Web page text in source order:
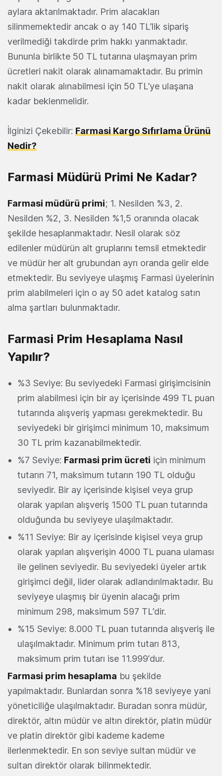
aylara aktarılmaktadır. Prim alacakları
silinmemektedir ancak o ay 140 TL’lik sipariş
verilmediği takdirde prim hakkı yanmaktadır.
Bununla birlikte 50 TL tutarına ulaşmayan prim
ücretleri nakit olarak alınamamaktadır. Bu primin
nakit olarak alınabilmesi için 50 TL’ye ulaşana
kadar beklenmelidir.
İlginizi Çekebilir: Farmasi Kargo Sıfırlama Ürünü
Nedir?
Farmasi Müdürü Primi Ne Kadar?
Farmasi müdürü primi; 1. Nesilden %3, 2.
Nesilden %2, 3. Nesilden %1,5 oranında olacak
şekilde hesaplanmaktadır. Nesil olarak söz
edilenler müdürün alt gruplarını temsil etmektedir
ve müdür her alt grubundan ayrı oranda gelir elde
etmektedir. Bu seviyeye ulaşmış Farmasi üyelerinin
prim alabilmeleri için o ay 50 adet katalog satın
alma şartları bulunmaktadır.
Farmasi Prim Hesaplama Nasıl
Yapılır?
%3 Seviye: Bu seviyedeki Farmasi girişimcisinin
prim alabilmesi için bir ay içerisinde 499 TL puan
tutarında alışveriş yapması gerekmektedir. Bu
seviyedeki bir girişimci minimum 10, maksimum
30 TL prim kazanabilmektedir.
%7 Seviye: Farmasi prim ücreti için minimum
tutarın 71, maksimum tutarın 190 TL olduğu
seviyedir. Bir ay içerisinde kişisel veya grup
olarak yapılan alışveriş 1500 TL puan tutarında
olduğunda bu seviyeye ulaşılmaktadır.
%11 Seviye: Bir ay içerisinde kişisel veya grup
olarak yapılan alışverişin 4000 TL puana ulaması
ile gelinen seviyedir. Bu seviyedeki üyeler artık
girişimci değil, lider olarak adlandırılmaktadır. Bu
seviyeye ulaşmış bir üyenin alacağı prim
minimum 298, maksimum 597 TL’dir.
%15 Seviye: 8.000 TL puan tutarında alışveriş ile
ulaşılmaktadır. Minimum prim tutarı 813,
maksimum prim tutarı ise 11.999’dur.
Farmasi prim hesaplama bu şekilde
yapılmaktadır. Bunlardan sonra %18 seviyeye yani
yöneticiliğe ulaşılmaktadır. Buradan sonra müdür,
direktör, altın müdür ve altın direktör, platin müdür
ve platin direktör gibi kademe kademe
ilerlenmektedir. En son seviye sultan müdür ve
sultan direktör olarak bilinmektedir.